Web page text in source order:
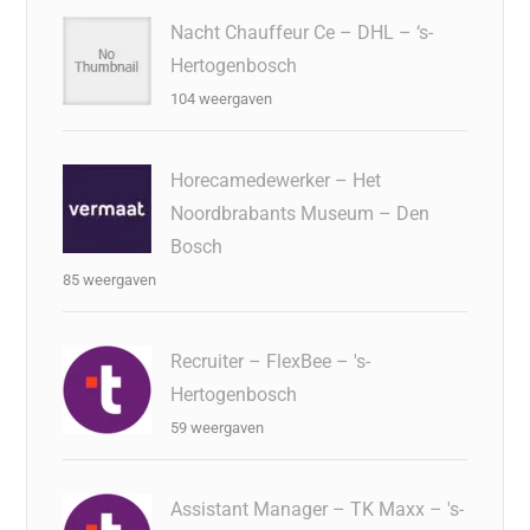
Nacht Chauffeur Ce – DHL – ‘s-
Hertogenbosch
104 weergaven
Horecamedewerker – Het
Noordbrabants Museum – Den
Bosch
85 weergaven
Recruiter – FlexBee – 's-
Hertogenbosch
59 weergaven
Assistant Manager – TK Maxx – 's-